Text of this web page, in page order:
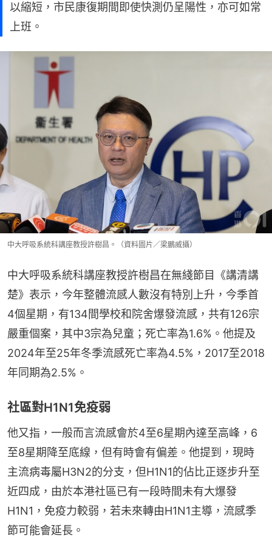
以縮短，市民康復期間即使快測仍呈陽性，亦可如常
上班。
中大呼吸系統科講座教授許樹昌。（資料圖片／梁鵬威攝）
中大呼吸系統科講座教授許樹昌在無綫節目《講清講
楚》表示，今年整體流感人數沒有特別上升，今季首
4個星期，有134間學校和院舍爆發流感，共有126宗
嚴重個案，其中3宗為兒童；死亡率為1.6%。他提及
2024年至25年冬季流感死亡率為4.5%，2017至2018
年同期為2.5%。
社區對H1N1免疫弱
他又指，一般而言流感會於4至6星期內達至高峰，6
至8星期降至底線，但有時會有偏差。他提到，現時
主流病毒屬H3N2的分支，但H1N1的佔比正逐步升至
近四成，由於本港社區已有一段時間未有大爆發
H1N1，免疫力較弱，若未來轉由H1N1主導，流感季
節可能會延長。